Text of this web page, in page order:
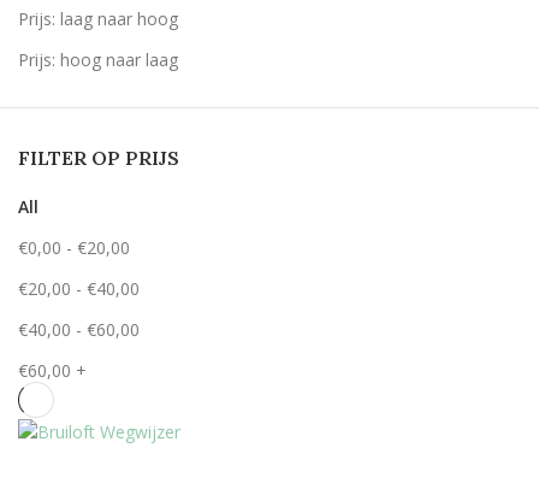
Prijs: laag naar hoog
Prijs: hoog naar laag
FILTER OP PRIJS
All
€0,00 - €20,00
€20,00 - €40,00
€40,00 - €60,00
€60,00 +